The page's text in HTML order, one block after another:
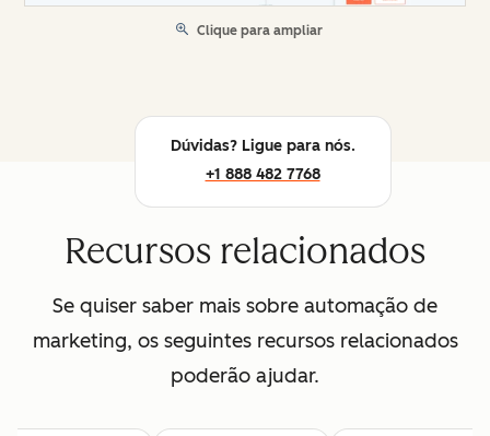
Clique para ampliar
Dúvidas? Ligue para nós.
+1 888 482 7768
Recursos relacionados
Se quiser saber mais sobre automação de
marketing, os seguintes recursos relacionados
poderão ajudar.